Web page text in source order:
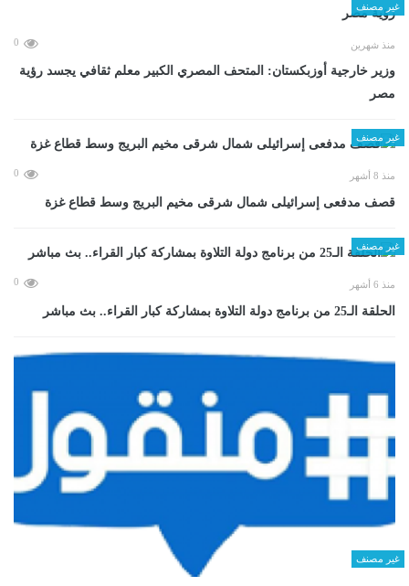
غير مصنف
منذ شهرين 0
وزير خارجية أوزبكستان: المتحف المصري الكبير معلم ثقافي يجسد رؤية
مصر
غير مصنف
منذ 8 أشهر 0
قصف مدفعى إسرائيلى شمال شرقى مخيم البريج وسط قطاع غزة
غير مصنف
منذ 6 أشهر 0
الحلقة الـ25 من برنامج دولة التلاوة بمشاركة كبار القراء.. بث مباشر
غير مصنف